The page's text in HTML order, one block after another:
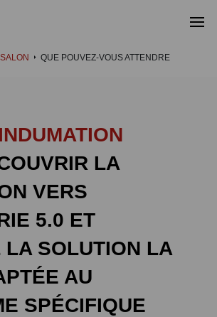
QUE POUVEZ-VOUS ATTENDRE
INDUMATION
LA
VERS
5.0 ET
LA SOLUTION LA
AU
SPÉCIFIQUE